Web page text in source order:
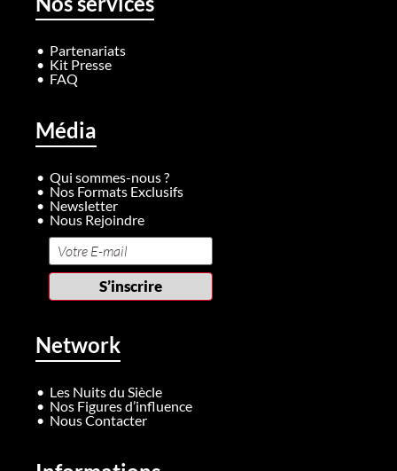
Partenariats
Kit Presse
FAQ
Média
Qui sommes-nous ?
Nos Formats Exclusifs
Newsletter
Nous Rejoindre
Network
Les Nuits du Siècle
Nos Figures d’influence
Nous Contacter